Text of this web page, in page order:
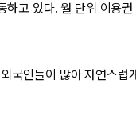
하고 있다. 월 단위 이용
국인들이 많아 자연스